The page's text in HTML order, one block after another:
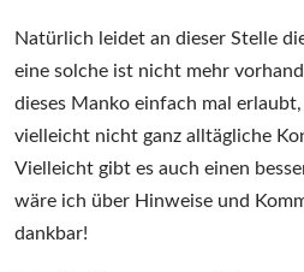
Natürlich leidet an dieser Stelle
eine solche ist nicht mehr
dieses Manko einfach mal
vielleicht nicht ganz alltägliche
Vielleicht gibt es auch einen
wäre ich über Hinweise und
dankbar!